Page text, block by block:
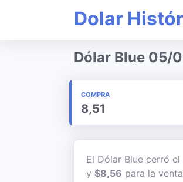
Dolar
Dólar Blue 05/
COMPRA
8,51
El Dólar Blue cerró el
y $8,56 para la